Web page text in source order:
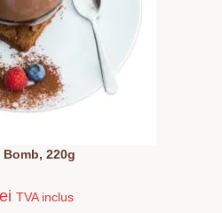
Bomb, 220g
TVA inclus